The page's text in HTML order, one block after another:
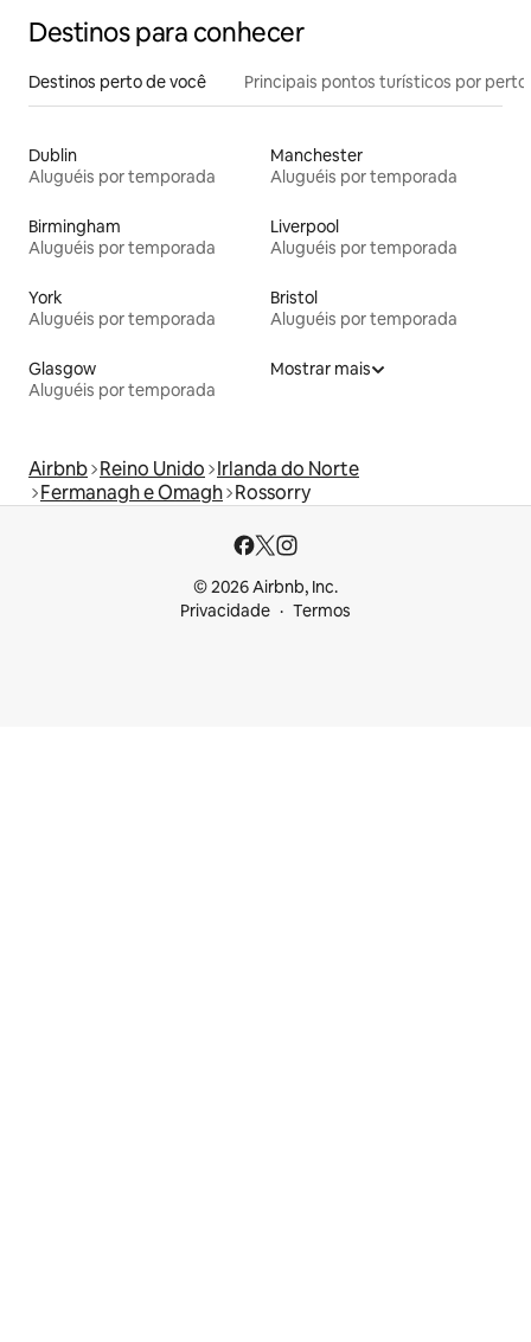
Destinos para conhecer
Destinos perto de você Principais pontos turísticos por perto
Dublin
Aluguéis por temporada
Manchester
Aluguéis por temporada
Birmingham
Aluguéis por temporada
Liverpool
Aluguéis por temporada
York
Aluguéis por temporada
Bristol
Aluguéis por temporada
Glasgow
Aluguéis por temporada
Mostrar mais
Airbnb Reino Unido Irlanda do Norte
Fermanagh e Omagh Rossorry
© 2026 Airbnb, Inc.
Privacidade
Termos